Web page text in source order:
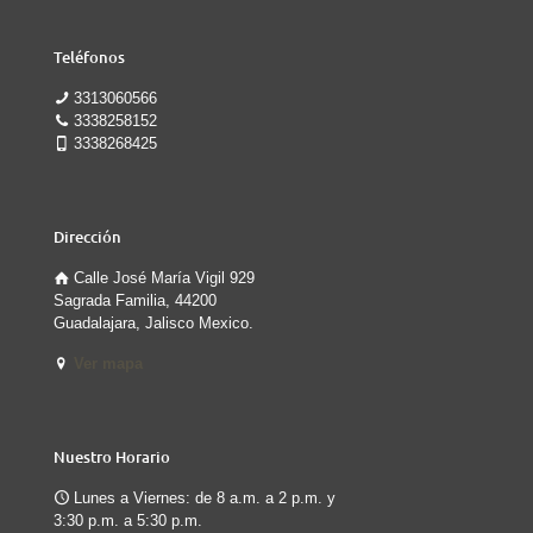
Teléfonos
3313060566
3338258152
3338268425
Dirección
Calle José María Vigil 929
Sagrada Familia, 44200
Guadalajara, Jalisco Mexico.
Nuestro Horario
Lunes a Viernes: de 8 a.m. a 2 p.m. y
3:30 p.m. a 5:30 p.m.